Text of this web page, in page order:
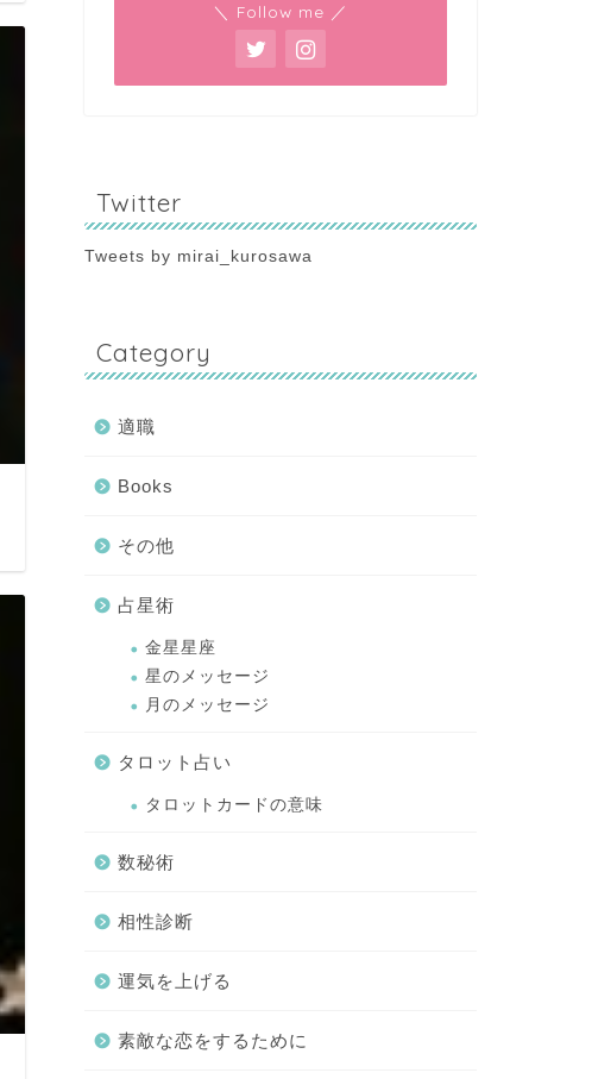
＼ Follow me ／
Twitter
Tweets by mirai_kurosawa
Category
適職
Books
その他
占星術
金星星座
星のメッセージ
月のメッセージ
タロット占い
タロットカードの意味
数秘術
相性診断
運気を上げる
素敵な恋をするために